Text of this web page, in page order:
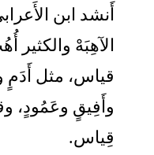
أَنشد ابن
الآهِبَهْ
قياس، مثل أَدَمٍ
وأَفِيقٍ وعَمُودٍ،
قِياس.